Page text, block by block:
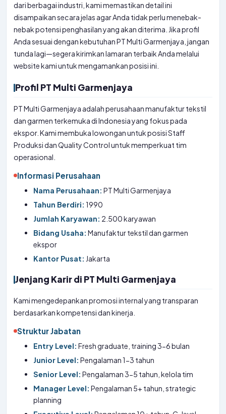
dari berbagai industri, kami memastikan detail ini
disampaikan secara jelas agar Anda tidak perlu menebak-
nebak potensi penghasilan yang akan diterima. Jika profil
Anda sesuai dengan kebutuhan PT Multi Garmenjaya, jangan
tunda lagi—segera kirimkan lamaran terbaik Anda melalui
website kami untuk mengamankan posisi ini.
Profil PT Multi Garmenjaya
PT Multi Garmenjaya adalah perusahaan manufaktur tekstil
dan garmen terkemuka di Indonesia yang fokus pada
ekspor. Kami membuka lowongan untuk posisi Staff
Produksi dan Quality Control untuk memperkuat tim
operasional.
Informasi Perusahaan
Nama Perusahaan: PT Multi Garmenjaya
Tahun Berdiri: 1990
Jumlah Karyawan: 2.500 karyawan
Bidang Usaha: Manufaktur tekstil dan garmen
ekspor
Kantor Pusat: Jakarta
Jenjang Karir di PT Multi Garmenjaya
Kami mengedepankan promosi internal yang transparan
berdasarkan kompetensi dan kinerja.
Struktur Jabatan
Entry Level: Fresh graduate, training 3-6 bulan
Junior Level: Pengalaman 1-3 tahun
Senior Level: Pengalaman 3-5 tahun, kelola tim
Manager Level: Pengalaman 5+ tahun, strategic
planning